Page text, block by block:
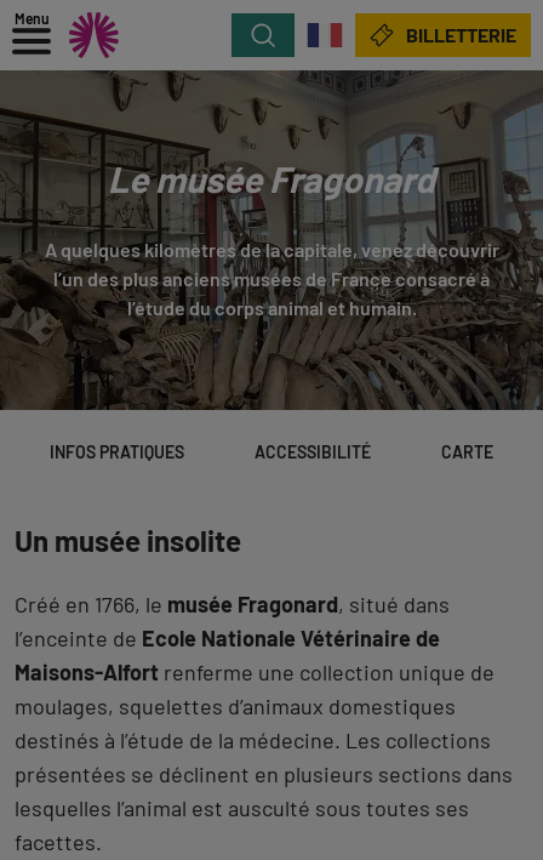
Menu
Rechercher BILLETTERIE
Le musée Fragonard
A quelques kilomètres de la capitale, venez découvrir
l’un des plus anciens musées de France consacré à
l’étude du corps animal et humain.
INFOS PRATIQUES ACCESSIBILITÉ CARTE
Un musée insolite
Créé en 1766, le musée Fragonard, situé dans
l’enceinte de Ecole Nationale Vétérinaire de
Maisons-Alfort renferme une collection unique de
moulages, squelettes d’animaux domestiques
destinés à l’étude de la médecine. Les collections
présentées se déclinent en plusieurs sections dans
lesquelles l’animal est ausculté sous toutes ses
facettes.